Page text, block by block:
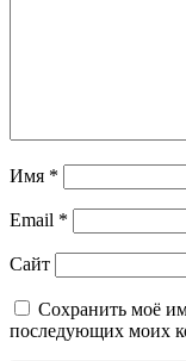
Имя *
Email *
Сайт
Сохранить моё
последующих моих